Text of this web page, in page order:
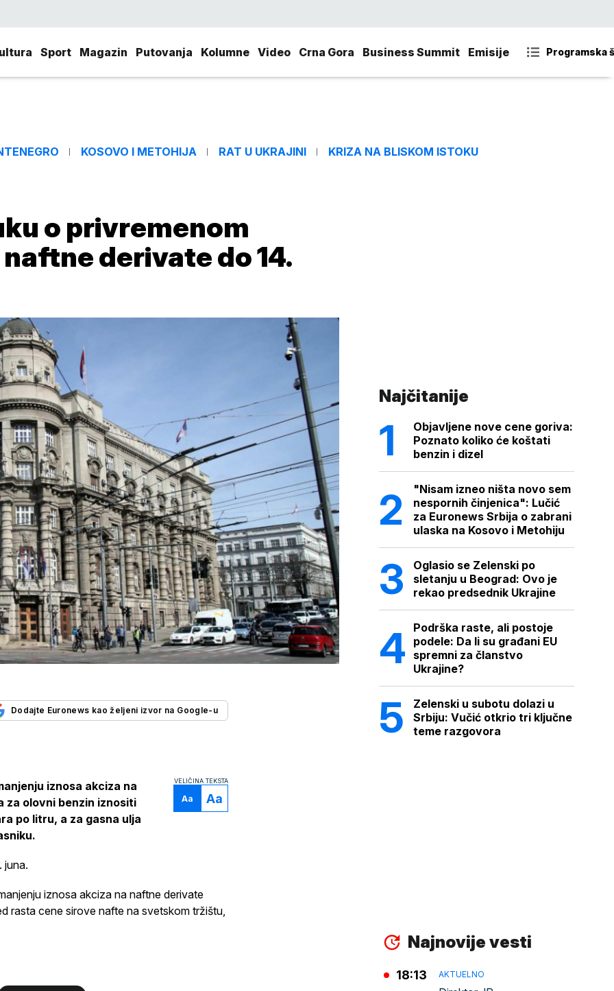
Sport Magazin Putovanja Kolumne Video Crna Gora Business Summit Emisije Programska
KOSOVO I METOHIJA RAT U UKRAJINI KRIZA NA BLISKOM ISTOKU
o privremenom
derivate do 14.
Dodajte Euronews kao željeni izvor na Google-u
VELIČINA TEKSTA
Aa Aa
iznosa akciza na
za olovni benzin iznositi
po litru, a za gasna ulja
juna.
iznosa akciza na naftne derivate
rasta cene sirove nafte na svetskom tržištu,
Najčitanije
Objavljene nove cene goriva:
Poznato koliko će koštati
benzin i dizel
"Nisam izneo ništa novo sem
nespornih činjenica": Lučić
za Euronews Srbija o zabrani
ulaska na Kosovo i Metohiju
Oglasio se Zelenski po
sletanju u Beograd: Ovo je
rekao predsednik Ukrajine
Podrška raste, ali postoje
podele: Da li su građani EU
spremni za članstvo
Ukrajine?
Zelenski u subotu dolazi u
Srbiju: Vučić otkrio tri ključne
teme razgovora
Najnovije vesti
AKTUELNO
18:13